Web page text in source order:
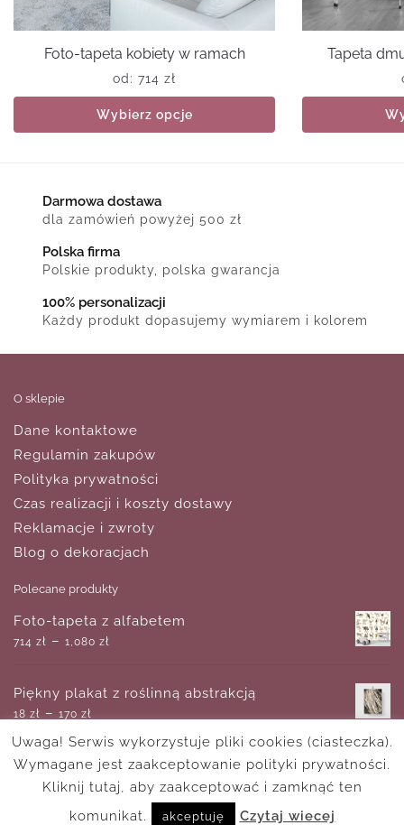
Foto-tapeta kobiety w ramach
od: 714 zł
Wybierz opcje
Tapeta
Darmowa dostawa
dla zamówień powyżej 500 zł
Polska firma
Polskie produkty, polska gwarancja
100% personalizacji
Każdy produkt dopasujemy wymiarem i kolorem
O sklepie
Dane kontaktowe
Regulamin zakupów
Polityka prywatności
Czas realizacji i koszty dostawy
Reklamacje i zwroty
Blog o dekoracjach
Polecane produkty
Foto-tapeta z alfabetem
714 zł – 1,080 zł
Piękny plakat z roślinną abstrakcją
18 zł – 170 zł
Plakat z podobizną kobiety
– 170 zł
Uwaga! Serwis wykorzystuje pliki cookies (ciasteczka).
Wymagane jest zaakceptowanie polityki prywatności.
Kliknij tutaj, aby zaakceptować i zamknąć ten
komunikat.
akceptuję Czytaj wiecej